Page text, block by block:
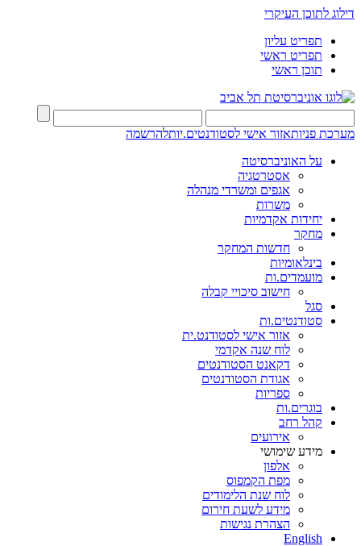
דילוג לתוכן העיקרי
תפריט עליון
תפריט ראשי
תוכן ראשי
מערכת פניותאזור אישי לסטודנטים.יותלהרשמה
על האוניברסיטה
אסטרטגיה
אגפים ומשרדי מנהלה
משרות
יחידות אקדמיות
מחקר
חדשות המחקר
בינלאומיות
מועמדים.ות
חישוב סיכויי קבלה
סגל
סטודנטים.ות
אזור אישי לסטודנט.ית
לוח שנה אקדמי
דקאנט הסטודנטים
אגודת הסטודנטים
ספריות
בוגרים.ות
קהל רחב
אירועים
מידע שימושי
אלפון
מפת הקמפוס
לוח שנת הלימודים
מידע לשעת חירום
הצהרת נגישות
English